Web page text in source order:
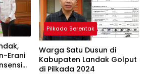
Erani
Pilkada Serentak
Warga Satu Dusun di
Kabupaten Landak Golput
di Pilkada 2024